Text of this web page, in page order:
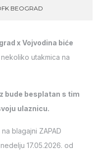
BEOGRAD
x Vojvodina biće
utakmica na
bude besplatan s tim
ulaznicu.
blagajni ZAPAD
17.05.2026. od